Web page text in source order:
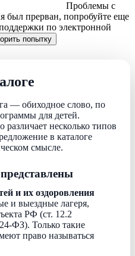
Проблемы с
был прерван, попробуйте еще
по электронной
попытку
— обиходное слово, по
для детей.
различает несколько типов
в каталоге
смысле.
и их оздоровления
и выездные лагеря,
РФ (ст. 12.2
ФЗ). Только такие
право называться